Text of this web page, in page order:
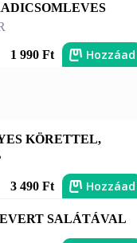
1 990 Ft Hozzáad
KÖRETTEL,
3 490 Ft Hozzáad
SALÁTÁVAL